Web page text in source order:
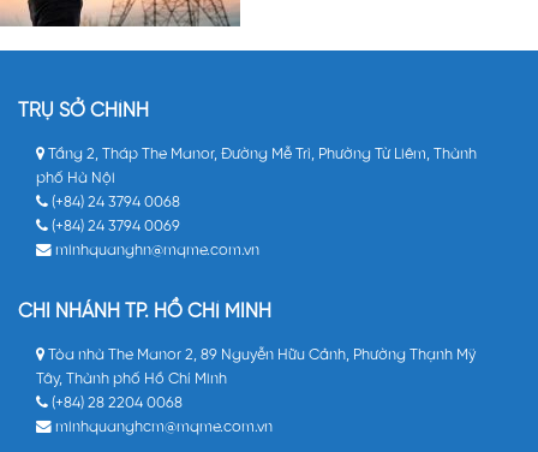
TRỤ SỞ CHÍNH
Tầng 2, Tháp The Manor, Đường Mễ Trì, Phường Từ Liêm, Thành
phố Hà Nội
(+84) 24 3794 0068
(+84) 24 3794 0069
minhquanghn@mqme.com.vn
CHI NHÁNH TP. HỒ CHÍ MINH
Tòa nhà The Manor 2, 89 Nguyễn Hữu Cảnh, Phường Thạnh Mỹ
Tây, Thành phố Hồ Chí Minh
(+84) 28 2204 0068
minhquanghcm@mqme.com.vn